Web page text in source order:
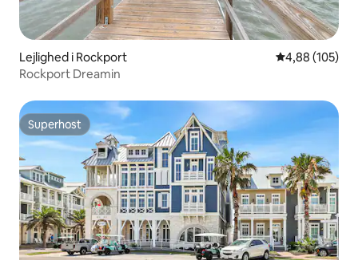
Lejlighed i Rockport 4,88 ud af 5 i
4,88 (105)
Rockport Dreamin
Superhost
Superhost